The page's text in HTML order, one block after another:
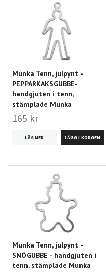
Munka Tenn, julpynt -
PEPPARKAKSGUBBE-
handgjuten i tenn,
stämplade Munka
165 kr
LÄS MER
Munka Tenn, julpynt -
SNÖGUBBE - handgjuten i
tenn, stämplade Munka